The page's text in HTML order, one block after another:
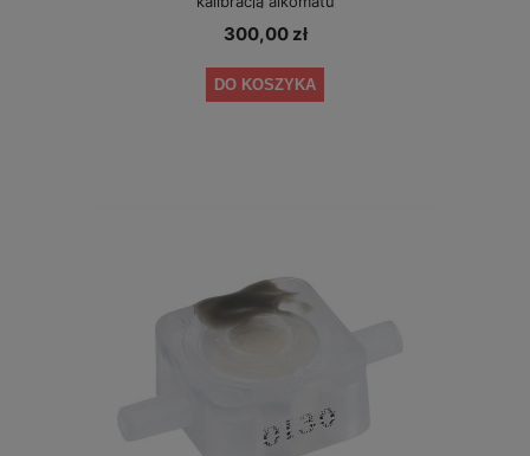
300,00 zł
DO KOSZYKA